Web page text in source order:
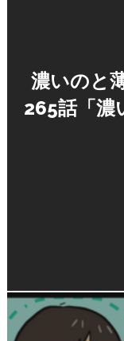
濃いのと
265話「濃